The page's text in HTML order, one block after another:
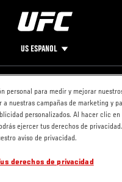
US ESPANOL
LEGAL
Condiciones
Política de
privacidad
personal para medir y mejorar
a nuestras campañas de marketing y
personalizados. Al hacer clic en
ejercer tus derechos de
aviso de privacidad.
derechos de privacidad